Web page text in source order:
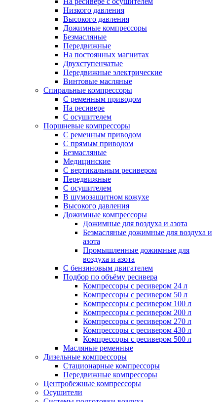
Низкого давления
Высокого давления
Дожимные компрессоры
Безмасляные
Передвижные
На постоянных магнитах
Двухступенчатые
Передвижные электрические
Винтовые масляные
Спиральные компрессоры
С ременным приводом
На ресивере
С осушителем
Поршневые компрессоры
С ременным приводом
С прямым приводом
Безмасляные
Медицинские
С вертикальным ресивером
Передвижные
С осушителем
В шумозащитном кожухе
Высокого давления
Дожимные компрессоры
Дожимные для воздуха и азота
Безмасляные дожимные для воздуха и
азота
Промышленные дожимные для
воздуха и азота
С бензиновым двигателем
Подбор по объёму ресивера
Компрессоры с ресивером 24 л
Компрессоры с ресивером 50 л
Компрессоры с ресивером 100 л
Компрессоры с ресивером 200 л
Компрессоры с ресивером 270 л
Компрессоры с ресивером 430 л
Компрессоры с ресивером 500 л
Масляные ременные
Дизельные компрессоры
Стационарные компрессоры
Передвижные компрессоры
Центробежные компрессоры
Осушители